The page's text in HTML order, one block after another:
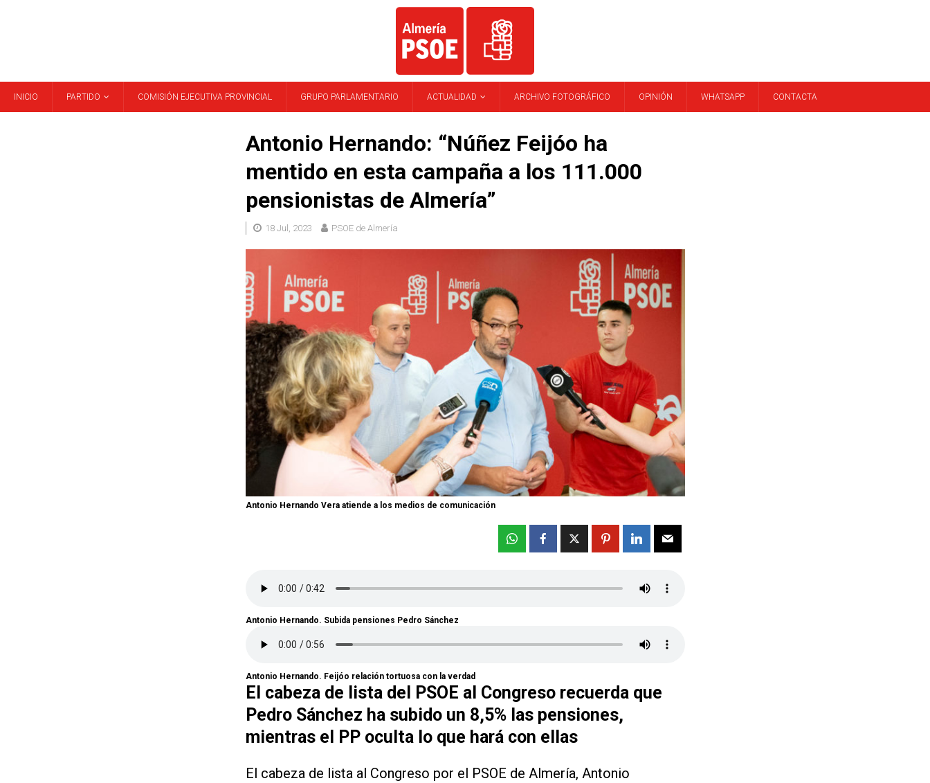
INICIO PARTIDO COMISIÓN EJECUTIVA PROVINCIAL GRUPO PARLAMENTARIO ACTUALIDAD ARCHIVO FOTOGRÁFICO OPINIÓN WHATSAPP CONTACTA
Antonio Hernando: “Núñez Feijóo ha
mentido en esta campaña a los 111.000
pensionistas de Almería”
18 Jul, 2023 PSOE de Almería
Antonio Hernando Vera atiende a los medios de comunicación
Antonio Hernando. Subida pensiones Pedro Sánchez
Antonio Hernando. Feijóo relación tortuosa con la verdad
El cabeza de lista del PSOE al Congreso recuerda que
Pedro Sánchez ha subido un 8,5% las pensiones,
mientras el PP oculta lo que hará con ellas
El cabeza de lista al Congreso por el PSOE de Almería, Antonio